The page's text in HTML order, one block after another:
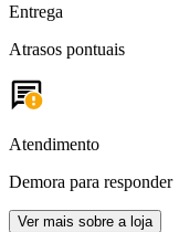
Entrega
Atrasos pontuais
Atendimento
Demora para responder
Ver mais sobre a loja